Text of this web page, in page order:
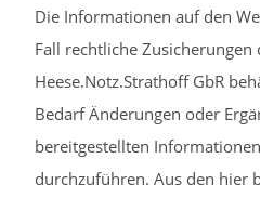
Die Informationen auf den
Fall rechtliche Zusicherungen
Heese.Notz.Strathoff GbR
Bedarf Änderungen oder
bereitgestellten
durchzuführen. Aus den hier